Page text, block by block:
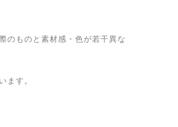
のものと素材感・色が若干異な
ます。